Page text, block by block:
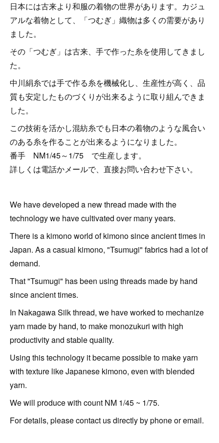
日本には古来より和服の着物の世界があります。カジュ
アルな着物として、「つむぎ」織物は多くの需要があり
ました。
その「つむぎ」は古来、手で作った糸を使用してきまし
た。
中川絹糸では手で作る糸を機械化し、生産性が高く、品
質も安定したものづくりが出来るように取り組んできま
した。
この技術を活かし混紡糸でも日本の着物のような風合い
のある糸を作ることが出来るようになりました。
番手 NM1/45～1/75 で生産します。
詳しくは電話かメールで、直接お問い合わせ下さい。
We have developed a new thread made with the
technology we have cultivated over many years.
There is a kimono world of kimono since ancient times in
Japan. As a casual kimono, "Tsumugi" fabrics had a lot of
demand.
That "Tsumugi" has been using threads made by hand
since ancient times.
In Nakagawa Silk thread, we have worked to mechanize
yarn made by hand, to make monozukuri with high
productivity and stable quality.
Using this technology it became possible to make yarn
with texture like Japanese kimono, even with blended
yarn.
We will produce with count NM 1/45 ~ 1/75.
For details, please contact us directly by phone or email.